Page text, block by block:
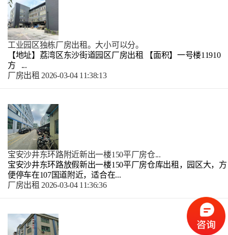
工业园区独栋厂房出租。大小可以分。
【地址】荔湾区东沙街道园区厂房出租 【面积】一号楼11910
方 ...
厂房出租 2026-03-04 11:38:13
宝安沙井东环路附近新出一楼150平厂房仓...
宝安沙井东环路放假新出一楼150平厂房仓库出租，园区大，方
便停车在107国道附近，适合在...
厂房出租 2026-03-04 11:36:36